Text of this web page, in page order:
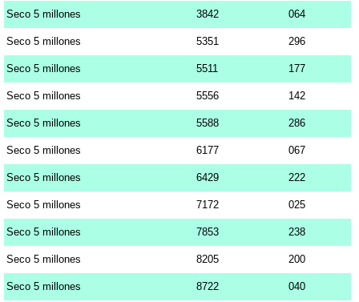
Seco 5 millones 3842 064
Seco 5 millones 5351 296
Seco 5 millones 5511 177
Seco 5 millones 5556 142
Seco 5 millones 5588 286
Seco 5 millones 6177 067
Seco 5 millones 6429 222
Seco 5 millones 7172 025
Seco 5 millones 7853 238
Seco 5 millones 8205 200
Seco 5 millones 8722 040